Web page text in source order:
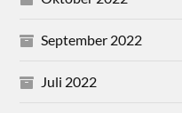
September 2022
Juli 2022